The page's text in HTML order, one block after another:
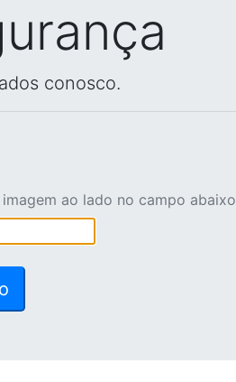
conosco.
ao lado no campo abaixo